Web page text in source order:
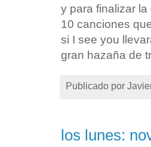
y para finalizar
10 canciones
si I see you
gran hazaña de
Publicado por
los lunes: